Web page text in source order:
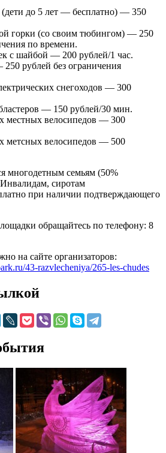
до 5 лет — бесплатно) — 350
горки (со своим тюбингом) — 250
по времени.
с шайбой — 200 рублей/1 час.
рублей без ограничения
снегоходов — 300
— 150 рублей/30 мин.
местных велосипедов — 300
метсных велосипедов — 500
многодетным семьям (50%
сиротам
при наличии подтверждающего
обращайтесь по телефону: 8
на сайте организаторов:
43-razvlecheniya/265-les-chudes